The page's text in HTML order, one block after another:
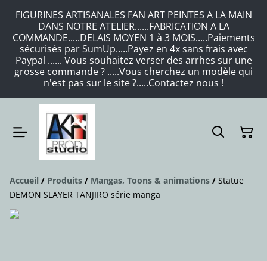
FIGURINES ARTISANALES FAN ART PEINTES A LA MAIN
DANS NOTRE ATELIER......FABRICATION A LA
COMMANDE.....DELAIS MOYEN 1 à 3 MOIS.....Paiements
sécurisés par SumUp.....Payez en 4x sans frais avec
Paypal ...... Vous souhaitez verser des arrhes sur une
grosse commande ? .....Vous cherchez un modèle qui
n'est pas sur le site ?.....Contactez nous !
Accueil / Produits / Mangas, Toons & animations / Statue
DEMON SLAYER TANJIRO série manga